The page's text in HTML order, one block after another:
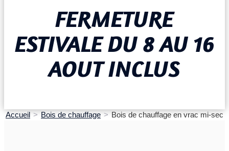
FERMETURE
ESTIVALE DU 8 AU 16
AOUT INCLUS
Accueil > Bois de chauffage > Bois de chauffage en vrac mi-sec